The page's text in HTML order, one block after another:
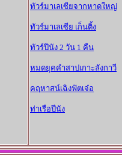
ทัวร์มาเลเซียจากหาดใหญ่
ทัวร์มาเลเซีย เก็นติ้ง
ทัวร์ปีนัง 2 วัน 1 คืน
หมดยุคคำสาปเกาะลังกาวี
คฤหาสน์เฉิงฟัตเจ๋อ
ท่าเรือปีนัง